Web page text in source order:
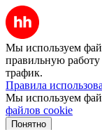
Мы используем
правильную работу
трафик.
Правила
Мы используем
файлов cookie
Понятно